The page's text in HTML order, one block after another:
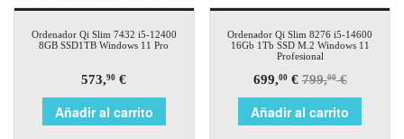
Ordenador Qi Slim 7432 i5-12400
8GB SSD1TB Windows 11 Pro
573,90 €
Añadir al carrito
¡Oferta!
Ordenador Qi Slim 8276 i5-14600
16Gb 1Tb SSD M.2 Windows 11
Profesional
699,00€ 799,00€
Añadir al carrito